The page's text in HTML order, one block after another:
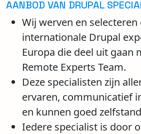
AANBOD VAN DRUPAL
Wij werven en
internationale Drupal
Europa die deel uit gaan
Remote Experts Team.
Deze specialisten zijn
ervaren, communicatief
en kunnen goed
Iedere specialist is door